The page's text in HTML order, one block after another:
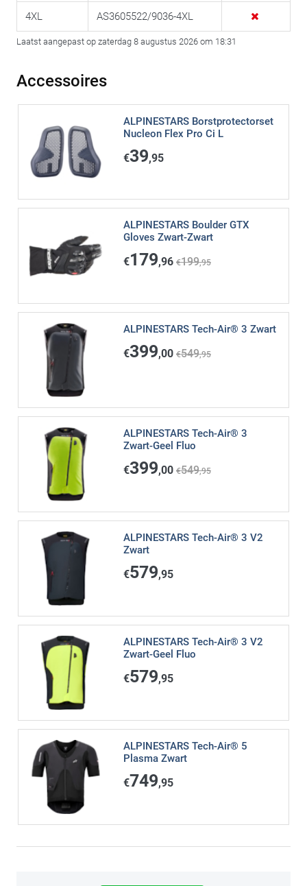
4XL AS3605522/9036-4XL
Laatst aangepast op zaterdag 8 augustus 2026 om 18:31
Accessoires
ALPINESTARS Borstprotectorset
Nucleon Flex Pro Ci L
€39,95
ALPINESTARS Boulder GTX
Gloves Zwart-Zwart
€179,96 €199,95
ALPINESTARS Tech-Air® 3 Zwart
€399,00 €549,95
ALPINESTARS Tech-Air® 3
Zwart-Geel Fluo
€399,00 €549,95
ALPINESTARS Tech-Air® 3 V2
Zwart
€579,95
ALPINESTARS Tech-Air® 3 V2
Zwart-Geel Fluo
€579,95
ALPINESTARS Tech-Air® 5
Plasma Zwart
€749,95